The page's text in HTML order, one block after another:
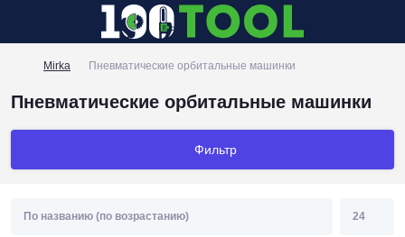
Mirka Пневматические орбитальные машинки
Пневматические орбитальные машинки
Фильтр